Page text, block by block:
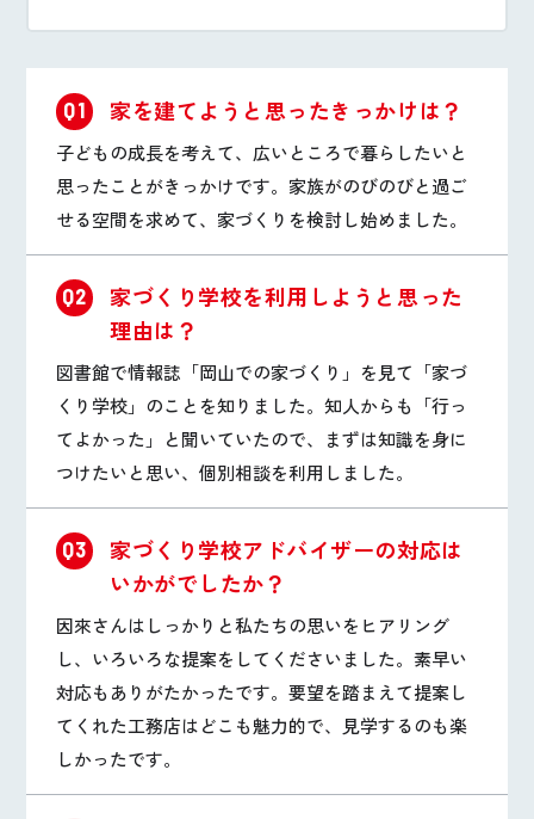
Q1 家を建てようと思ったきっかけは？
子どもの成長を考えて、広いところで暮らしたいと
思ったことがきっかけです。家族がのびのびと過ご
せる空間を求めて、家づくりを検討し始めました。
Q2
家づくり学校を利用しようと思った
理由は？
図書館で情報誌「岡山での家づくり」を見て「家づ
くり学校」のことを知りました。知人からも「行っ
てよかった」と聞いていたので、まずは知識を身に
つけたいと思い、個別相談を利用しました。
Q3
家づくり学校アドバイザーの対応は
いかがでしたか？
因來さんはしっかりと私たちの思いをヒアリング
し、いろいろな提案をしてくださいました。素早い
対応もありがたかったです。要望を踏まえて提案し
てくれた工務店はどこも魅力的で、見学するのも楽
しかったです。